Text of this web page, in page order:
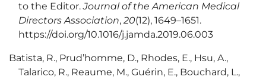
to the Editor.Journal of the American Medical
Directors Association,20(12), 1649–1651.
https://doi.org/10.1016/j.jamda.2019.06.003
Batista, R., Prud’homme, D., Rhodes, E., Hsu, A.,
Talarico, R., Reaume, M., Guérin, E., Bouchard, L.,